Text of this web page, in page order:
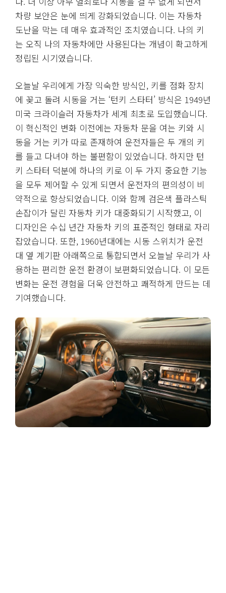
차량 보안은 눈에 띄게 강화되었습니다. 이는 자동차
도난을 막는 데 매우 효과적인 조치였습니다. 나의 키
는 오직 나의 자동차에만 사용된다는 개념이 확고하게
정립된 시기였습니다.
오늘날 우리에게 가장 익숙한 방식인, 키를 점화 장치
에 꽂고 돌려 시동을 거는 ‘턴키 스타터’ 방식은 1949년
미국 크라이슬러 자동차가 세계 최초로 도입했습니다.
이 혁신적인 변화 이전에는 자동차 문을 여는 키와 시
동을 거는 키가 따로 존재하여 운전자들은 두 개의 키
를 들고 다녀야 하는 불편함이 있었습니다. 하지만 턴
키 스타터 덕분에 하나의 키로 이 두 가지 중요한 기능
을 모두 제어할 수 있게 되면서 운전자의 편의성이 비
약적으로 향상되었습니다. 이와 함께 검은색 플라스틱
손잡이가 달린 자동차 키가 대중화되기 시작했고, 이
디자인은 수십 년간 자동차 키의 표준적인 형태로 자리
잡았습니다. 또한, 1960년대에는 시동 스위치가 운전
대 옆 계기판 아래쪽으로 통합되면서 오늘날 우리가 사
용하는 편리한 운전 환경이 보편화되었습니다. 이 모든
변화는 운전 경험을 더욱 안전하고 쾌적하게 만드는 데
기여했습니다.